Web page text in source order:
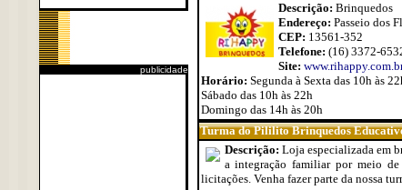
publicidade
Descrição: Brinquedos
Endereço: Passeio dos
CEP: 13561-352
Telefone: (16) 3372-
Site:
Horário: Segunda à Sexta das 10h às
Sábado das 10h às 22h
Domingo das 14h às 20h
Turma do Pililito Brinquedos
Descrição: Loja especializada em
a integração familiar por meio de
licitações. Venha fazer parte da nossa